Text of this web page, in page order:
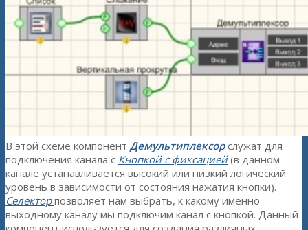
В этой схеме компонент Демультиплексор служат для
подключения канала с Кнопкой с фиксацией(в данном
канале устанавливается высокий или низкий логический
уровень в зависимости от состояния нажатия кнопки).
Селектор позволяет нам выбрать, к какому именно
выходному каналу мы подключим канал с кнопкой. Данный